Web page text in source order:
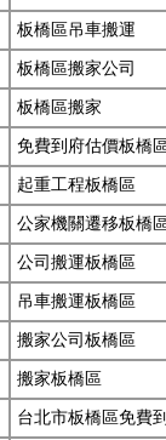
板橋區吊車搬運
板橋區搬家公司
板橋區搬家
免費到府估價板橋
起重工程板橋區
公家機關遷移板橋
公司搬運板橋區
吊車搬運板橋區
搬家公司板橋區
搬家板橋區
台北市板橋區免費